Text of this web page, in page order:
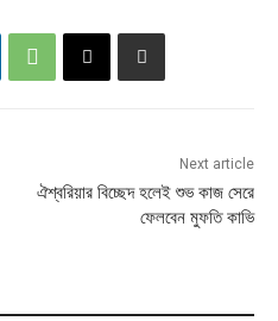
Next article
ঐশ্বরিয়ার বিচ্ছেদ হলেই শুভ কাজ সেরে
ফেলবেন মুফতি কাভি